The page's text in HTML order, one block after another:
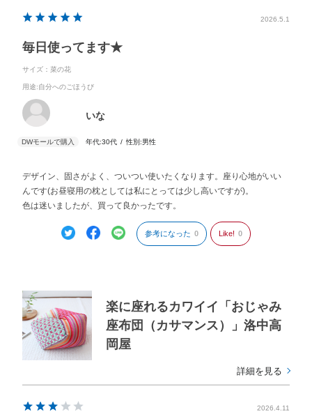
2026.5.1
毎日使ってます★
サイズ：菜の花
用途:自分へのごほうび
いな
年代:30代 性別:男性
デザイン、固さがよく、ついつい使いたくなります。座り心地がいい
んです(お昼寝用の枕としては私にとっては少し高いですが)。
色は迷いましたが、買って良かったです。
参考になった 0 Like! 0
楽に座れるカワイイ「おじゃみ
座布団（カサマンス）」洛中高
岡屋
詳細を見る
2026.4.11